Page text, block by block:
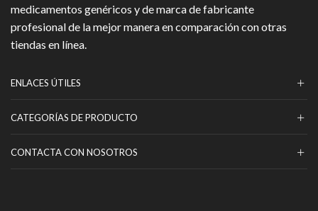
medicamentos genéricos y de marca de fabricante
profesional de la mejor manera en comparación con otras
tiendas en línea.
ENLACES ÚTILES
CATEGORÍAS DE PRODUCTO
CONTACTA CON NOSOTROS